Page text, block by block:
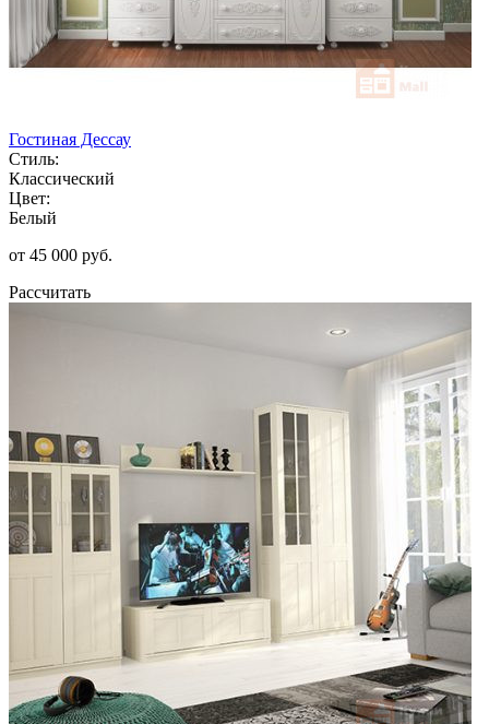
Гостиная Дессау
Стиль:
Классический
Цвет:
Белый
от 45 000 руб.
Рассчитать